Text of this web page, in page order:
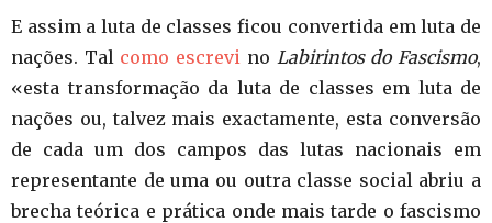
E assim a luta de classes ficou convertida em luta de
nações. Tal como escrevi no Labirintos do Fascismo,
«esta transformação da luta de classes em luta de
nações ou, talvez mais exactamente, esta conversão
de cada um dos campos das lutas nacionais em
representante de uma ou outra classe social abriu a
brecha teórica e prática onde mais tarde o fascismo